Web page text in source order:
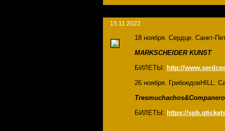
15.11.2022
18 ноября. Сердце. Санкт-
MARKSCHEIDER KUNST
БИЛЕТЫ: http://
26 ноября. ГрибоедовHILL.
БИЛЕТЫ: https://